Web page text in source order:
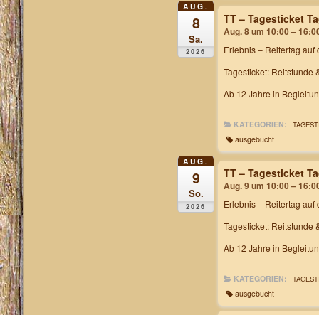
AUG.
8
Sa.
2026
TT – Tagesticket
Aug. 8 um 10:00 –
Erlebnis – Reitertag auf
Tagesticket: Reitstunde
Ab 12 Jahre in
KATEGORIEN:
ausgebucht
AUG.
9
So.
2026
TT – Tagesticket
Aug. 9 um 10:00 –
Erlebnis – Reitertag auf
Tagesticket: Reitstunde
Ab 12 Jahre in
KATEGORIEN:
ausgebucht